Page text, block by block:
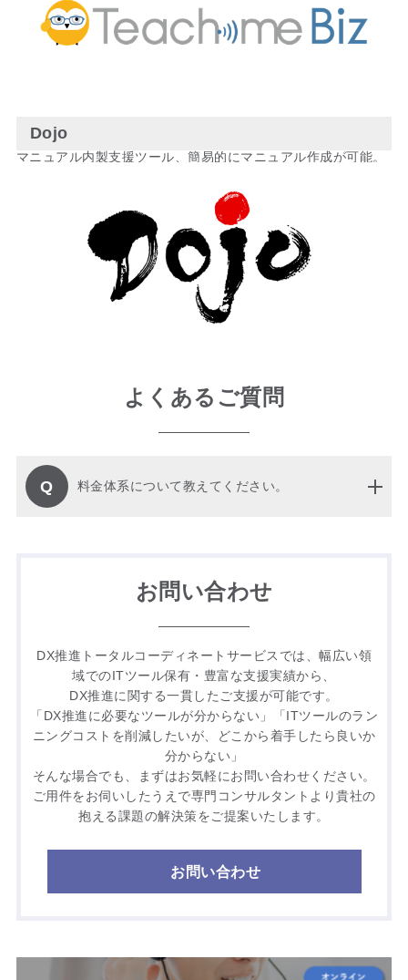
Dojo
マニュアル内製支援ツール、簡易的にマニュアル作成が可能。
よくあるご質問
Q 料金体系について教えてください。
お問い合わせ
DX推進トータルコーディネートサービスでは、幅広い領
域でのITツール保有・豊富な支援実績から、
DX推進に関する一貫したご支援が可能です。
「DX推進に必要なツールが分からない」「ITツールのラン
ニングコストを削減したいが、どこから着手したら良いか
分からない」
そんな場合でも、まずはお気軽にお問い合わせください。
ご用件をお伺いしたうえで専門コンサルタントより貴社の
抱える課題の解決策をご提案いたします。
お問い合わせ